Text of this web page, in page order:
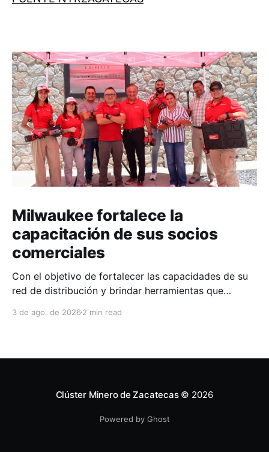
Milwaukee fortalece la
capacitación de sus socios
comerciales
Con el objetivo de fortalecer las capacidades de su
red de distribución y brindar herramientas que
técnico, Milwaukee llevó a cabo una capacitación
distribuidor FiZac. La
3 de ago. de 2026 2 min read
Clúster Minero de Zacatecas© 2026
Powered by Ghost